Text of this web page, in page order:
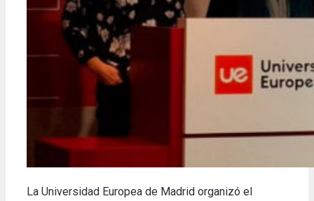
La Universidad Europea de Madrid organizó el